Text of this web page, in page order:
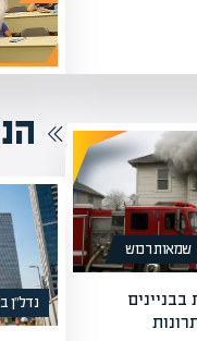
שמאות רכוש
נדל”ן